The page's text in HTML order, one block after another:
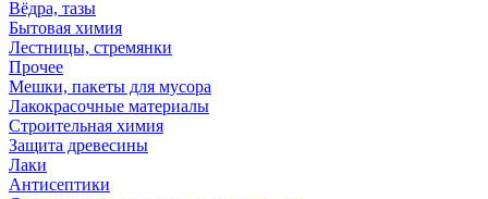
Вёдра, тазы
Бытовая химия
Лестницы, стремянки
Прочее
Мешки, пакеты для мусора
Лакокрасочные материалы
Строительная химия
Защита древесины
Лаки
Антисептики